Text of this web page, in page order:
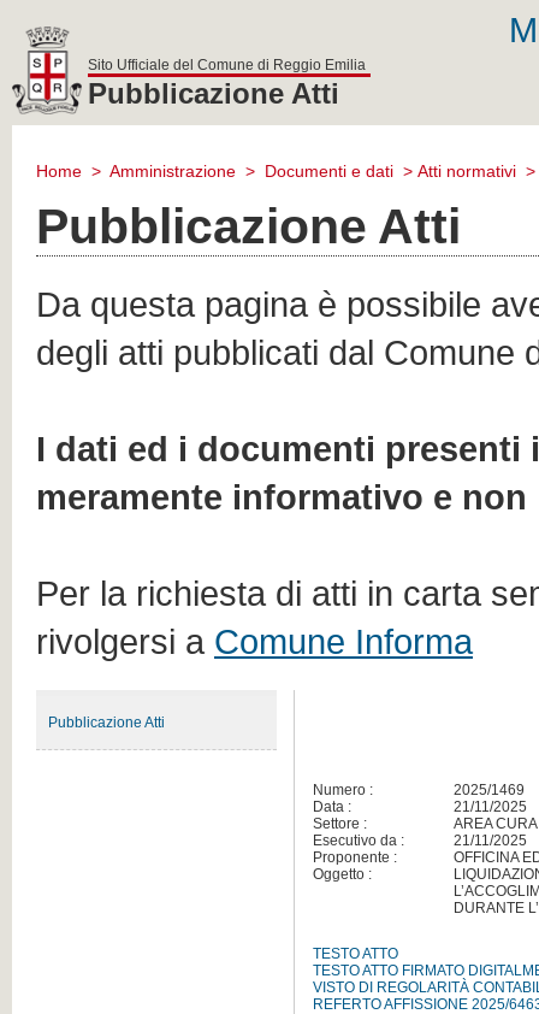
reggio
Sito Ufficiale del Comune di Reggio Emilia
Pubblicazione Atti
Home > Amministrazione > Documenti e dati > Atti normativi >
Pubblicazione Atti
Da questa pagina è possibile
degli atti pubblicati dal Comune
I dati ed i documenti presenti
meramente informativo e
Per la richiesta di atti in carta
rivolgersi a Comune Informa
Numero :
2025/1469
Data :
21/11/2025
Settore :
AREA
Esecutivo da :
21/11/2025
Proponente :
OFFICINA
Oggetto :
DURANTE
TESTO ATTO
TESTO ATTO FIRMATO
VISTO DI REGOLARITÀ
REFERTO AFFISSIONE 2025/
Pubblicazione Atti